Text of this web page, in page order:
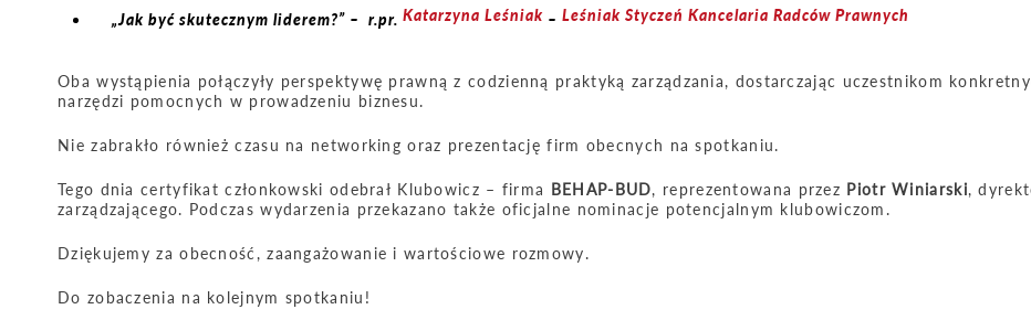
„Jak być skutecznym liderem?” – r.pr. Katarzyna Leśniak – Leśniak Styczeń Kancelaria Radców Prawnych
Oba wystąpienia połączyły perspektywę prawną z codzienną praktyką zarządzania, dostarczając uczestnikom
narzędzi pomocnych w prowadzeniu biznesu.
Nie zabrakło również czasu na networking oraz prezentację firm obecnych na spotkaniu.
Tego dnia certyfikat członkowski odebrał Klubowicz – firma BEHAP-BUD, reprezentowana przez Piotr Winiarski,
zarządzającego. Podczas wydarzenia przekazano także oficjalne nominacje potencjalnym klubowiczom.
Dziękujemy za obecność, zaangażowanie i wartościowe rozmowy.
Do zobaczenia na kolejnym spotkaniu!